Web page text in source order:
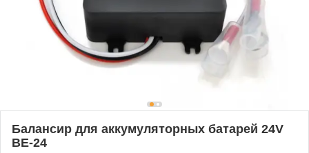
Балансир для аккумуляторных батарей 24V
BE-24